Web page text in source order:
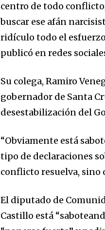
centro de todo
buscar ese afán
ridículo todo el
publicó en redes
Su colega, Ramiro
gobernador de Santa
desestabilización del
“Obviamente está
tipo de declaraciones
conflicto resuelva, sino
El diputado de
Castillo está